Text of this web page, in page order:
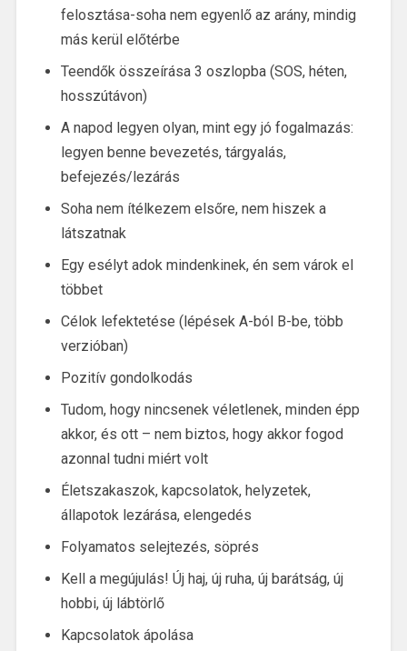
felosztása-soha nem egyenlő az arány, mindig
más kerül előtérbe
Teendők összeírása 3 oszlopba (SOS, héten,
hosszútávon)
A napod legyen olyan, mint egy jó fogalmazás:
legyen benne bevezetés, tárgyalás,
befejezés/lezárás
Soha nem ítélkezem elsőre, nem hiszek a
látszatnak
Egy esélyt adok mindenkinek, én sem várok el
többet
Célok lefektetése (lépések A-ból B-be, több
verzióban)
Pozitív gondolkodás
Tudom, hogy nincsenek véletlenek, minden épp
akkor, és ott – nem biztos, hogy akkor fogod
azonnal tudni miért volt
Életszakaszok, kapcsolatok, helyzetek,
állapotok lezárása, elengedés
Folyamatos selejtezés, söprés
Kell a megújulás! Új haj, új ruha, új barátság, új
hobbi, új lábtörlő
Kapcsolatok ápolása